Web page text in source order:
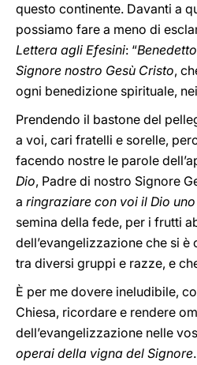
questo continente. Davanti a
possiamo fare a meno di
Lettera agli Efesini: “Benedetto
Signore nostro Gesù Cristo,
ogni benedizione spirituale,
Prendendo il bastone del
a voi, cari fratelli e sorelle,
facendo nostre le parole
Dio, Padre di nostro Signore
a ringraziare con voi il Dio
semina della fede, per i frutti
dell’evangelizzazione che si
tra diversi gruppi e razze, e
È per me dovere ineludibile,
Chiesa, ricordare e rendere
dell’evangelizzazione nelle
operai della vigna del Signore